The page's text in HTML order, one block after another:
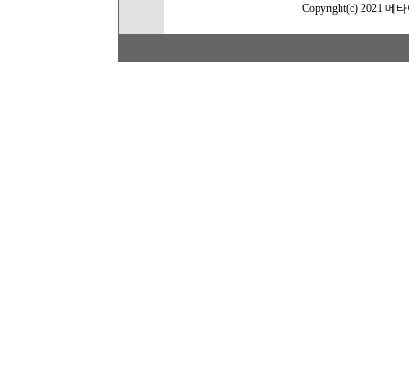
Copyright(c) 2021 메